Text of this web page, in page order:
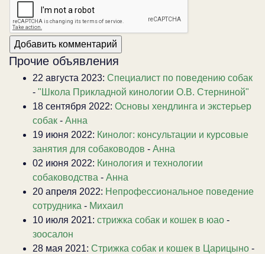
Прочие объявления
22 августа 2023: Специалист по поведению собак
- "Школа Прикладной кинологии О.В. Стерниной"
18 сентября 2022: Основы хендлинга и экстерьер
собак - Анна
19 июня 2022: Кинолог: консультации и курсовые
занятия для собаководов - Анна
02 июня 2022: Кинология и технологии
собаководства - Анна
20 апреля 2022: Непрофессиональное поведение
сотрудника - Михаил
10 июля 2021: стрижка собак и кошек в юао -
зоосалон
28 мая 2021: Стрижка собак и кошек в Царицыно -